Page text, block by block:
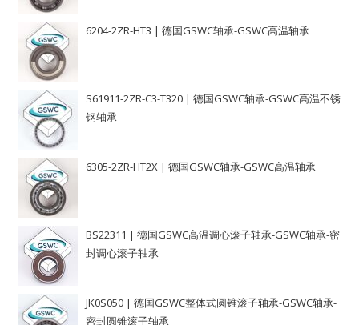
6204-2ZR-HT3 | 德国GSWC轴承-GSWC高温轴承
S61911-2ZR-C3-T320 | 德国GSWC轴承-GSWC高温不锈
钢轴承
6305-2ZR-HT2X | 德国GSWC轴承-GSWC高温轴承
BS22311 | 德国GSWC高温调心滚子轴承-GSWC轴承-密
封调心滚子轴承
JK0S050 | 德国GSWC整体式圆锥滚子轴承-GSWC轴承-
密封圆锥滚子轴承